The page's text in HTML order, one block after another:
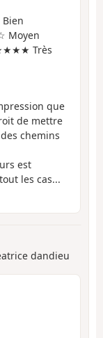
Très
que
de mettre
chemins
est
les cas...
dandieu